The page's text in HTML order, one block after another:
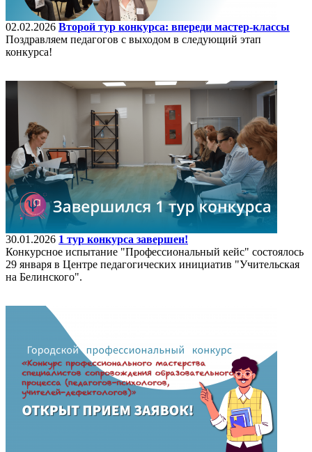
02.02.2026 Второй тур конкурса: впереди мастер-классы
Поздравляем педагогов с выходом в следующий этап
конкурса!
30.01.2026 1 тур конкурса завершен!
Конкурсное испытание "Профессиональный кейс" состоялось
29 января в Центре педагогических инициатив "Учительская
на Белинского".